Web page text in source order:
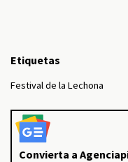
Etiquetas
Festival de la Lechona
Convierta a